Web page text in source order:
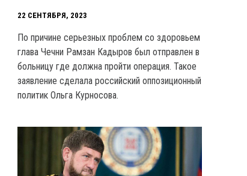
22 СЕНТЯБРЯ, 2023
По причине серьезных проблем со здоровьем
глава Чечни Рамзан Кадыров был отправлен в
больницу где должна пройти операция. Такое
заявление сделала российский оппозиционный
политик Ольга Курносова.